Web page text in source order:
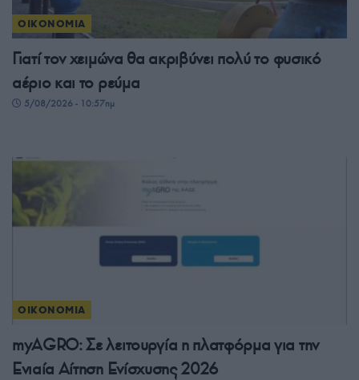
ΟΙΚΟΝΟΜΙΑ
Γιατί τον χειμώνα θα ακριβύνει πολύ το φυσικό
αέριο και το ρεύμα
5/08/2026 - 10:57πμ
ΟΙΚΟΝΟΜΙΑ
myAGRO: Σε λειτουργία η πλατφόρμα για την
Ενιαία Αίτηση Ενίσχυσης 2026